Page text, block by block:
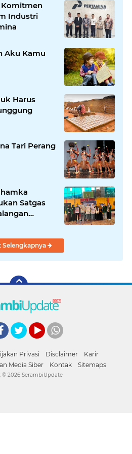
Industri
Aku Kamu
Harus
Tari Perang
Satgas
Selengkapnya
Privasi Disclaimer
Karir
Media Siber Kontak Sitemaps
© 2026 SerambiUpdate